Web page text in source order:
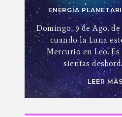
ENERGÍA
Domingo, 9 de Ago. de
cuando la Luna
Mercurio en Leo.
sientas
LEER MÁS